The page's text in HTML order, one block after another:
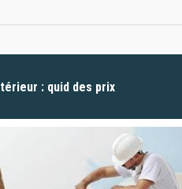
: quid des prix